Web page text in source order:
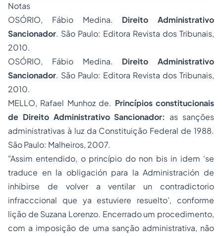
Notas
OSÓRIO, Fábio Medina. Direito Administrativo
Sancionador. São Paulo: Editora Revista dos Tribunais,
2010.
OSÓRIO, Fábio Medina. Direito Administrativo
Sancionador. São Paulo: Editora Revista dos Tribunais,
2010.
MELLO, Rafael Munhoz de. Princípios constitucionais
de Direito Administrativo Sancionador: as sanções
administrativas à luz da Constituição Federal de 1988.
São Paulo: Malheiros, 2007.
"Assim entendido, o princípio do non bis in idem ‘se
traduce en la obligación para la Administración de
inhibirse de volver a ventilar un contradictorio
infracccional que ya estuviere resuelto’, conforme
lição de Suzana Lorenzo. Encerrado um procedimento,
com a imposição de uma sanção administrativa, não